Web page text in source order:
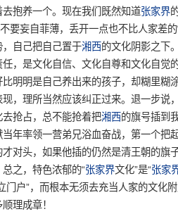
抱养一个。现在我们既然知道张家界
要妄自菲薄，丢开一点也不比人家差的
自己把自己置于湘西的文化阴影之下
，是文化自信、文化自尊和文化自觉
明明是自己养出来的孩子，却糊里糊
，理所当然应该纠正过来。退一步说
去抢占，总不能抢着把湘西的旗号插到
年率领一营弟兄浴血奋战，第一个把
对头，如果他插的仍然是清王朝的旗
之，特色浓郁的“张家界文化”是“张家
门户”，而根本无须去充当人家的文化
理成章！